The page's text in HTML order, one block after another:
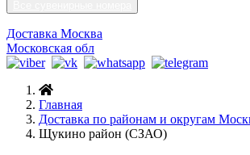
Доставка Москва
Московская обл
Главная
Доставка по районам и округам
Щукино район (СЗАО)